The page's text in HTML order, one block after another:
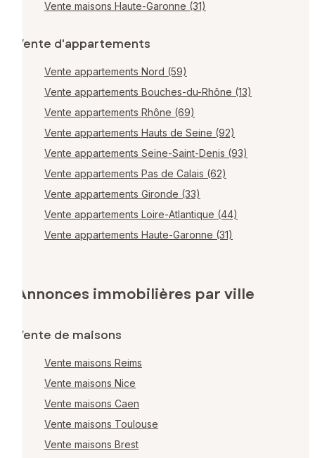
Vente maisons Haute-Garonne (31)
Vente d'appartements
Vente appartements Nord (59)
Vente appartements Bouches-du-Rhône (13)
Vente appartements Rhône (69)
Vente appartements Hauts de Seine (92)
Vente appartements Seine-Saint-Denis (93)
Vente appartements Pas de Calais (62)
Vente appartements Gironde (33)
Vente appartements Loire-Atlantique (44)
Vente appartements Haute-Garonne (31)
Annonces immobilières par ville
Vente de maisons
Vente maisons Reims
Vente maisons Nice
Vente maisons Caen
Vente maisons Toulouse
Vente maisons Brest